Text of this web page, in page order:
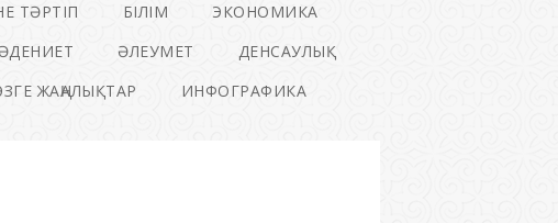
ТӘРТІП БІЛІМ
ЭКОНОМИКА
ӘЛЕУМЕТ
ДЕНСАУЛЫҚ
ЖАҢАЛЫҚТАР ИНФОГРАФИКА